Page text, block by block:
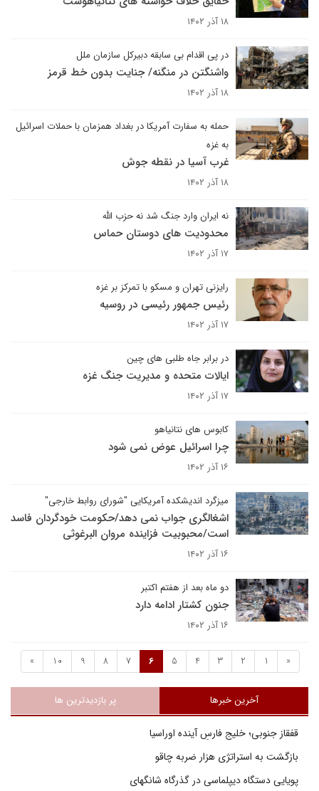
۱۸ آذر ۱۴۰۲
در پی اقدام بی سابقه دبیرکل سازمان ملل
واشنگتن در منگنه/ جنایت بدون خط قرمز
۱۸ آذر ۱۴۰۲
حمله به سفارت آمریکا در بغداد همزمان با حملات اسرائیل
به غزه
غرب آسیا در نقطه جوش
۱۸ آذر ۱۴۰۲
نه ایران وارد جنگ شد نه حزب الله
محدودیت های دوستان حماس
۱۷ آذر ۱۴۰۲
رایزنی تهران و مسکو با تمرکز بر غزه
رئیس جمهور رئیسی در روسیه
۱۷ آذر ۱۴۰۲
در برابر جاه طلبی های چین
ایالات متحده و مدیریت جنگ غزه
۱۷ آذر ۱۴۰۲
کابوس های نتانیاهو
چرا اسرائیل عوض نمی شود
۱۶ آذر ۱۴۰۲
میزگرد اندیشکده آمریکایی "شورای روابط خارجی"
اشغالگری جواب نمی دهد/حکومت خودگردان فاسد
است/محبوبیت فزاینده مروان البرغوثی
۱۶ آذر ۱۴۰۲
دو ماه بعد از هفتم اکتبر
جنون کشتار ادامه دارد
۱۶ آذر ۱۴۰۲
«
1
2
3
4
5
6
7
8
9
10
»
آخرین خبرها پر بازدیدترین ها
قفقاز جنوبی؛ خلیج فارسِ آینده اوراسیا
بازگشت به استراتژی هزار ضربه چاقو
پویایی دستگاه دیپلماسی در گذرگاه شانگهای